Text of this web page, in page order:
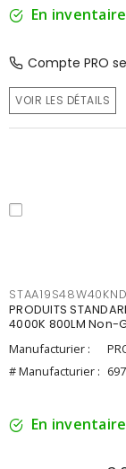
En inventaire
Compte PRO
VOIR LES DÉTAILS
PRODUITS
4000K 800LM Non-
Manufacturier :
# Manufacturier :
En inventaire